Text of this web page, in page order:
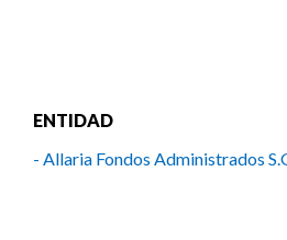
ENTIDAD
- Allaria Fondos Administrados